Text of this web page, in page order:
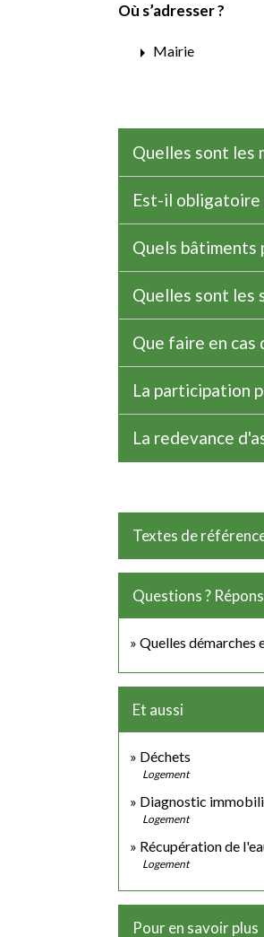
Où s’adresser ?
arrow_right Mairie
Quelles sont les
Est-il obligatoire
Quels bâtiments
Quelles sont les
Que faire en cas
La participation
La redevance
Textes de
Questions ?
Quelles démarches
Et aussi
Déchets
Logement
Diagnostic
Logement
Récupération de
Logement
Pour en savoir plus